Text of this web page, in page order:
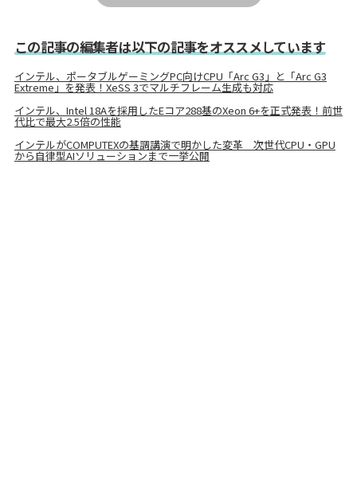
この記事の編集者は以下の記事をオススメしています
インテル、ポータブルゲーミングPC向けCPU「Arc G3」と「Arc G3
Extreme」を発表！XeSS 3でマルチフレーム生成も対応
インテル、Intel 18Aを採用したEコア288基のXeon 6+を正式発表！前世
代比で最大2.5倍の性能
インテルがCOMPUTEXの基調講演で明かした変革 次世代CPU・GPU
から自律型AIソリューションまで一挙公開